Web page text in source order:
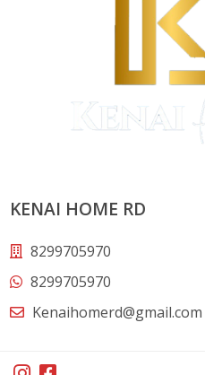
KENAI HOME RD
8299705970
8299705970
Kenaihomerd@gmail.com